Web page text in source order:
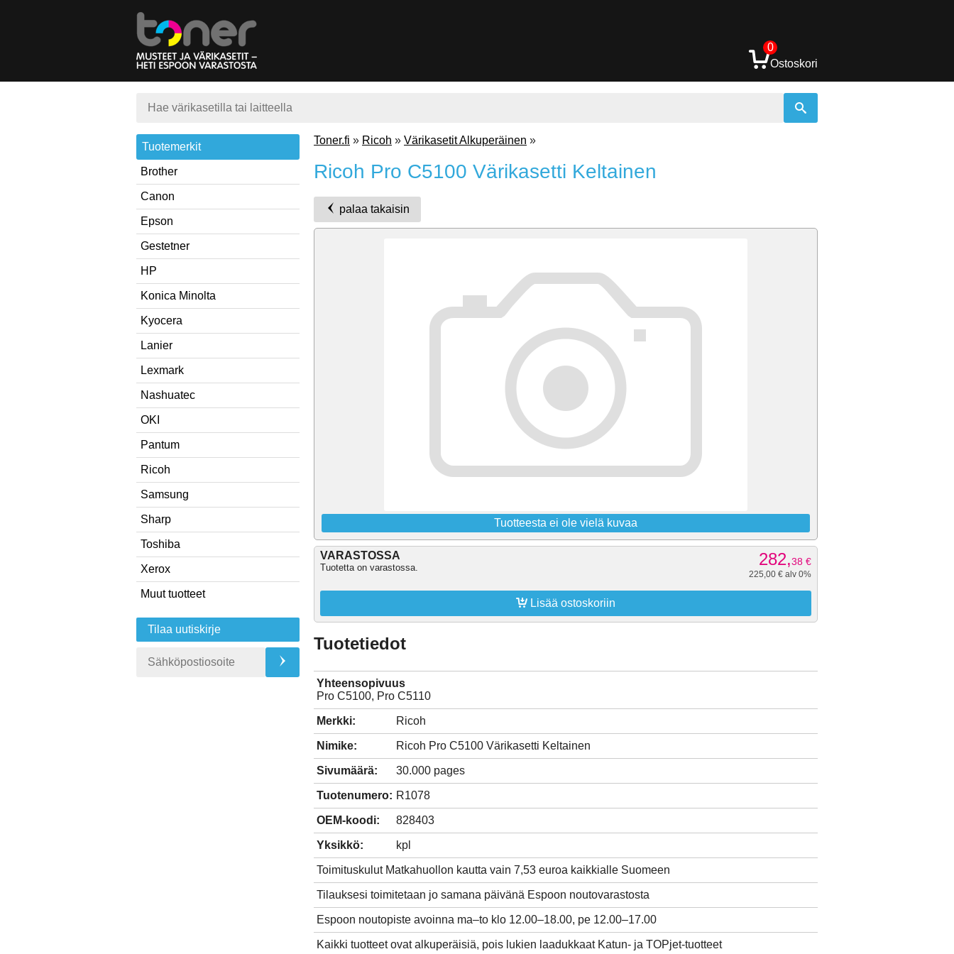
0
Ostoskori
Tuotemerkit
Brother
Canon
Epson
Gestetner
HP
Konica Minolta
Kyocera
Lanier
Lexmark
Nashuatec
OKI
Pantum
Ricoh
Samsung
Sharp
Toshiba
Xerox
Muut tuotteet
Tilaa uutiskirje
Toner.fi » Ricoh » Värikasetit Alkuperäinen »
Ricoh Pro C5100 Värikasetti Keltainen
palaa takaisin
Tuotteesta ei ole vielä kuvaa
VARASTOSSA
Tuotetta on varastossa. 282,38 €
225,00 € alv 0%
 Lisää ostoskoriin
Tuotetiedot
Yhteensopivuus
Pro C5100, Pro C5110
Merkki: Ricoh
Nimike: Ricoh Pro C5100 Värikasetti Keltainen
Sivumäärä: 30.000 pages
Tuotenumero: R1078
OEM-koodi: 828403
Yksikkö: kpl
Toimituskulut Matkahuollon kautta vain 7,53 euroa kaikkialle Suomeen
Tilauksesi toimitetaan jo samana päivänä Espoon noutovarastosta
Espoon noutopiste avoinna ma–to klo 12.00–18.00, pe 12.00–17.00
Kaikki tuotteet ovat alkuperäisiä, pois lukien laadukkaat Katun- ja TOPjet-tuotteet